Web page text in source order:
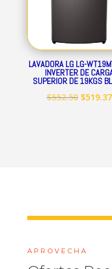
LAVADORA LG LG-
INVERTER DE
SUPERIOR DE 19KGS
$552.50 El
$519.37
APROVECHA